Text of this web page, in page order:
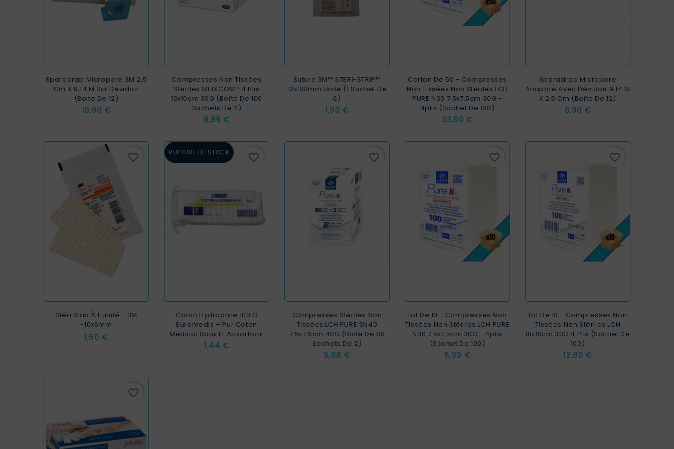
Sparadrap Micropore 3M 2,5
Cm X 9,14 M Sur Dévidoir
(Boite De 12)
Prix
19,90 €
Compresses Non Tissées
Stériles MEDICOMP 4 Plis
10x10cm 30G (Boîte De 100
Sachets De 2)
Prix
8,89 €
Suture 3M™ STERI-STRIP™
12x100mm Unité (1 Sachet De
6)
Prix
1,90 €
Carton De 50 - Compresses
Non Tissées Non Stériles LCH
PURE N30 7.5x7.5cm 30G -
4plis (sachet De 100)
Prix
33,50 €
Sparadrap Micropore
Anapore Avec Dévidoir 9.14 M
X 2.5 Cm (boîte De 12)
Prix
8,90 €
favorite_border
Stéri Strip À L'unité - 3M
-10x6mm
Prix
1,60 €
RUPTURE DE STOCK favorite_border
Coton Hydrophile 100 G
Euromedis – Pur Coton
Médical Doux Et Absorbant
Prix
1,44 €
favorite_border
Compresses Stériles Non
Tissées LCH PURE SN40
7.5x7.5cm 40G (Boite De 80
Sachets De 2)
Prix
5,98 €
favorite_border
Lot De 10 - Compresses Non
Tissées Non Stériles LCH PURE
N30 7.5x7.5cm 30G - 4plis
(sachet De 100)
Prix
6,99 €
favorite_border
Lot De 10 - Compresses Non
Tissées Non Stériles LCH
10x10cm 30G 4 Plis (sachet De
100)
Prix
12,89 €
favorite_border